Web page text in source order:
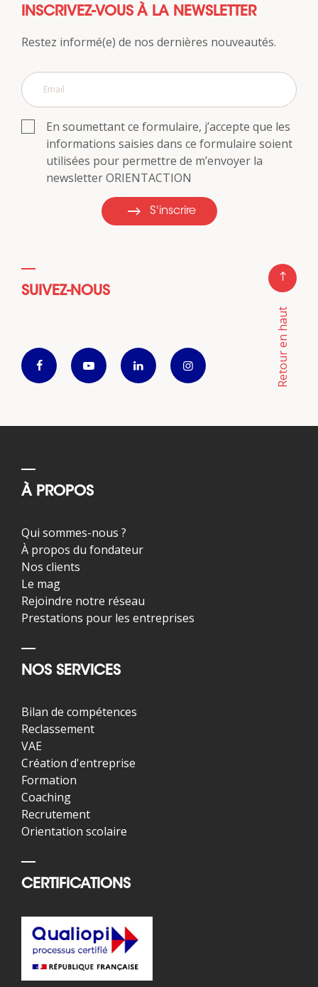
INSCRIVEZ-VOUS À LA NEWSLETTER
Restez informé(e) de nos dernières nouveautés.
En soumettant ce formulaire, j’accepte que les
informations saisies dans ce formulaire soient
utilisées pour permettre de m’envoyer la
newsletter ORIENTACTION
S'inscrire
SUIVEZ-NOUS
Retour en haut
À PROPOS
Qui sommes-nous ?
À propos du fondateur
Nos clients
Le mag
Rejoindre notre réseau
Prestations pour les entreprises
NOS SERVICES
Bilan de compétences
Reclassement
VAE
Création d'entreprise
Formation
Coaching
Recrutement
Orientation scolaire
CERTIFICATIONS